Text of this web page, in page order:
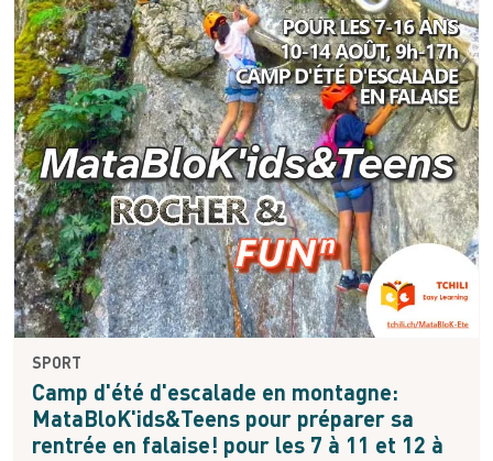
SPORT
Camp d'été d'escalade en montagne:
MataBloK'ids&Teens pour préparer sa
rentrée en falaise! pour les 7 à 11 et 12 à